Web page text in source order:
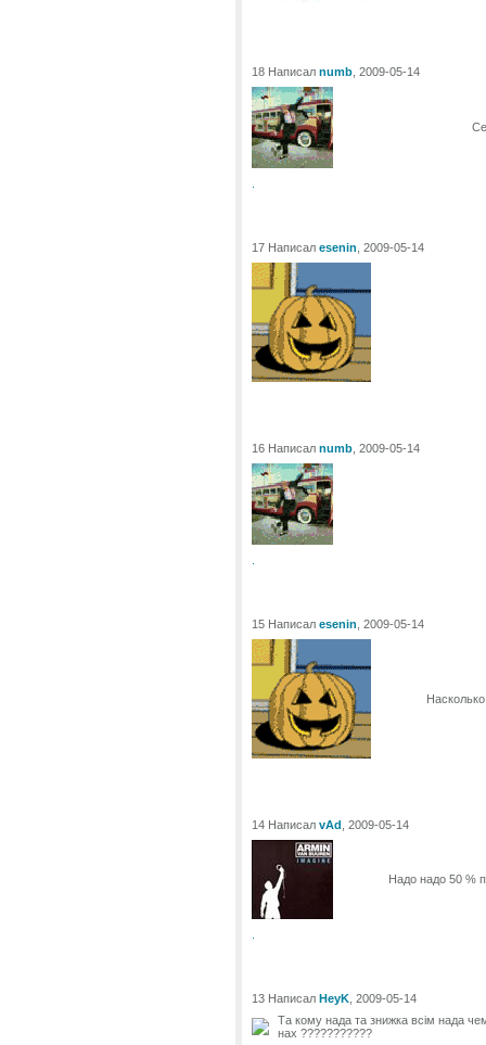
18 Написал numb , 2009-05-14
17 Написал esenin , 2009-05-14
16 Написал numb , 2009-05-14
15 Написал esenin , 2009-05-14
14 Написал vAd , 2009-05-14
Надо надо 50 %
13 Написал HeyK , 2009-05-14
Та кому нада та знижка всім нада
нах ???????????